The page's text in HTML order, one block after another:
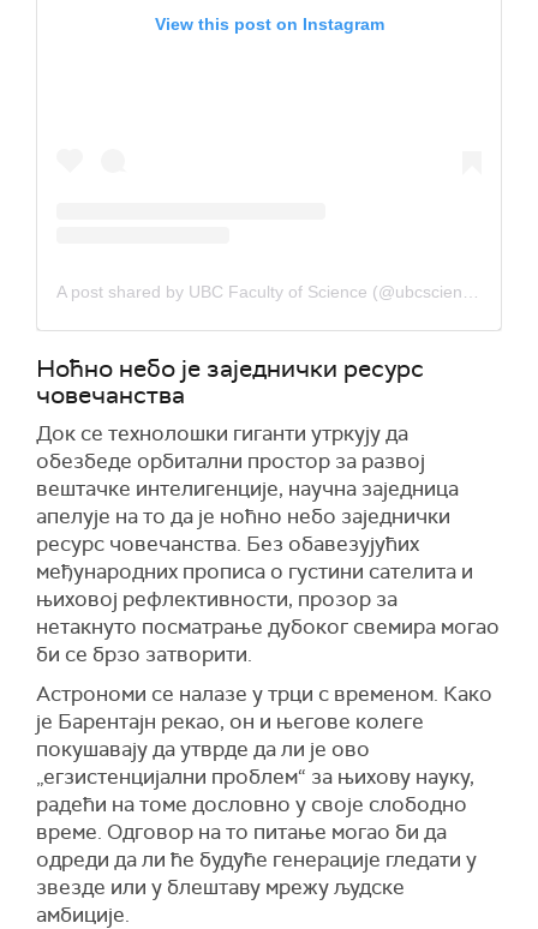
View this post on Instagram
Ноћно небо је заједнички ресурс
човечанства
Док се технолошки гиганти утркују да
обезбеде орбитални простор за развој
вештачке интелигенције, научна заједница
апелује на то да је ноћно небо заједнички
ресурс човечанства. Без обавезујућих
међународних прописа о густини сателита и
њиховој рефлективности, прозор за
нетакнуто посматрање дубоког свемира могао
би се брзо затворити.
Астрономи се налазе у трци с временом. Како
је Барентајн рекао, он и његове колеге
покушавају да утврде да ли је ово
„егзистенцијални проблем“ за њихову науку,
радећи на томе дословно у своје слободно
време. Одговор на то питање могао би да
одреди да ли ће будуће генерације гледати у
звезде или у блештаву мрежу људске
амбиције.